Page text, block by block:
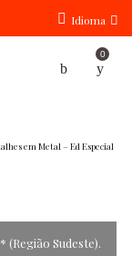
Idioma
0
em Metal – Ed Especial
(Região Sudeste).